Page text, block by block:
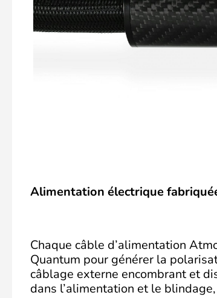
Alimentation électrique
Chaque câble d’alimentation
Quantum pour générer la
câblage externe encombrant et
dans l’alimentation et le